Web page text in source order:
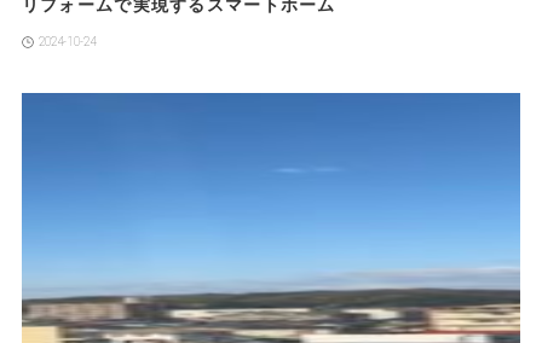
リフォームで実現するスマートホーム
2024-10-24